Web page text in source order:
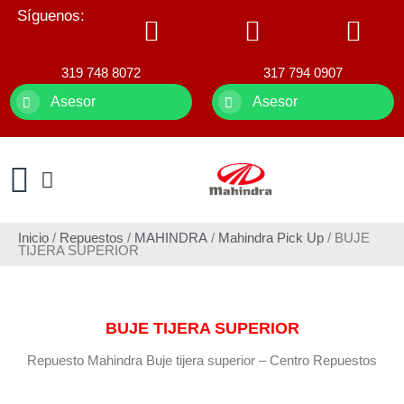
Síguenos:
319 748 8072
Asesor
317 794 0907
Asesor
Inicio / Repuestos / MAHINDRA / Mahindra Pick Up / BUJE
TIJERA SUPERIOR
BUJE TIJERA SUPERIOR
Repuesto Mahindra Buje tijera superior – Centro Repuestos